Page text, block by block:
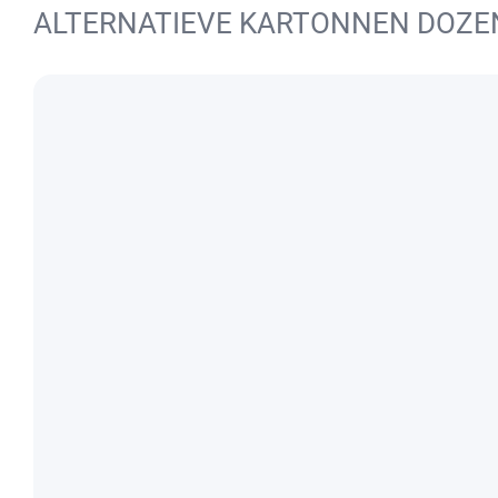
ALTERNATIEVE KARTONNEN